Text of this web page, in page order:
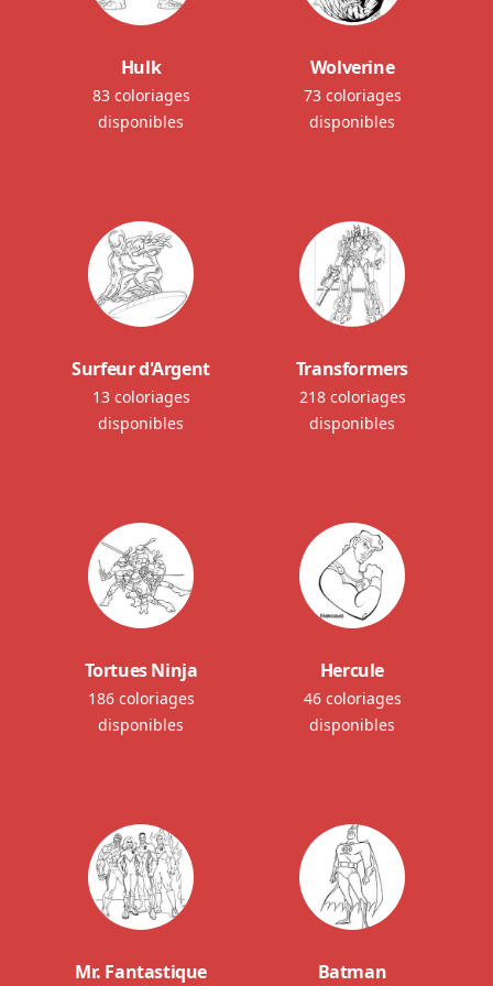
Hulk
83 coloriages
disponibles
Wolverine
73 coloriages
disponibles
Surfeur d'Argent
13 coloriages
disponibles
Transformers
218 coloriages
disponibles
Tortues Ninja
186 coloriages
disponibles
Hercule
46 coloriages
disponibles
Mr. Fantastique Batman